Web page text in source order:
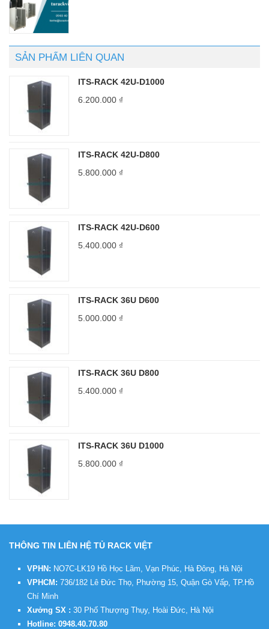
SẢN PHẨM LIÊN QUAN
ITS-RACK 42U-D1000
6.200.000 ₫
ITS-RACK 42U-D800
5.800.000 ₫
ITS-RACK 42U-D600
5.400.000 ₫
ITS-RACK 36U D600
5.000.000 ₫
ITS-RACK 36U D800
5.400.000 ₫
ITS-RACK 36U D1000
5.800.000 ₫
THÔNG TIN LIÊN HỆ TỦ RACK VIỆT
VPHN: NO7C-LK19 Hồ Học Lãm, Vạn Phúc, Hà Đông, Hà Nội
VPHCM: 736/182 Lê Đức Thọ, Phường 15, Quận Gò Vấp, TP.Hồ
Chí Minh
Xưởng SX : 30 Phố Thượng Thụy, Hoài Đức, Hà Nội
Hotline: 0948.40.70.80